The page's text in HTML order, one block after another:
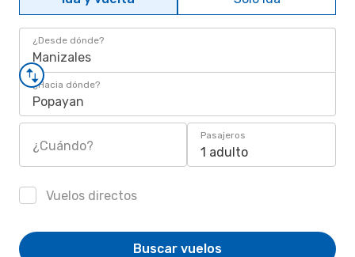
¿Desde dónde?
Manizales
¿Hacia dónde?
Popayan
¿Cuándo?
Pasajeros
1 adulto
Vuelos directos
Buscar vuelos